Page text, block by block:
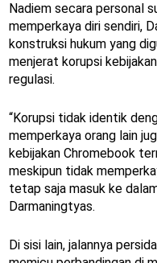
Nadiem secara personal
memperkaya diri sendiri,
konstruksi hukum yang
menjerat korupsi
regulasi.
“Korupsi tidak identik
memperkaya orang lain
kebijakan Chromebook
meskipun tidak
tetap saja masuk ke
Darmaningtyas.
Di sisi lain, jalannya